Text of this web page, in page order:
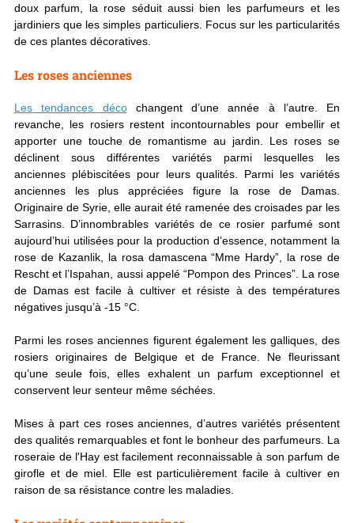
doux parfum, la rose séduit aussi bien les parfumeurs et les
jardiniers que les simples particuliers. Focus sur les particularités
de ces plantes décoratives.
Les roses anciennes
Les tendances décochangent d’une année à l’autre. En
revanche, les rosiers restent incontournables pour embellir et
apporter une touche de romantisme au jardin. Les roses se
déclinent sous différentes variétés parmi lesquelles les
anciennes plébiscitées pour leurs qualités. Parmi les variétés
anciennes les plus appréciées figure la rose de Damas.
Originaire de Syrie, elle aurait été ramenée des croisades par les
Sarrasins. D’innombrables variétés de ce rosier parfumé sont
aujourd’hui utilisées pour la production d’essence, notamment la
rose de Kazanlik, la rosa damascena “Mme Hardy”, la rose de
Rescht et l’Ispahan, aussi appelé “Pompon des Princes”. La rose
de Damas est facile à cultiver et résiste à des températures
négatives jusqu’à -15 °C.
Parmi les roses anciennes figurent également les galliques, des
rosiers originaires de Belgique et de France. Ne fleurissant
qu’une seule fois, elles exhalent un parfum exceptionnel et
conservent leur senteur même séchées.
Mises à part ces roses anciennes, d’autres variétés présentent
des qualités remarquables et font le bonheur des parfumeurs. La
roseraie de l'Hay est facilement reconnaissable à son parfum de
girofle et de miel. Elle est particulièrement facile à cultiver en
raison de sa résistance contre les maladies.